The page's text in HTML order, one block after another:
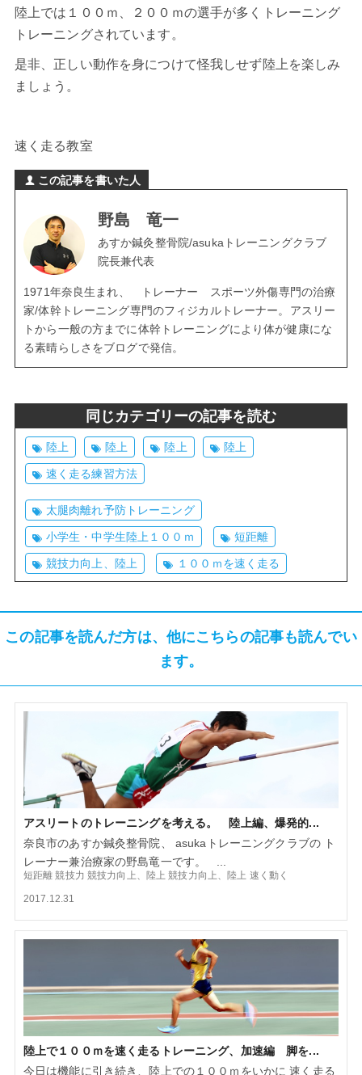
陸上では １００ｍ ２００ｍの選手が多くトレーニング
トレーニングされています。
是非、正しい動作を身につけて怪我しせず陸上を楽しみ
ましょう。
速く走る教室
この記事を書いた人
野島 竜一
あすか鍼灸整骨院/asukaトレーニングクラブ
院長兼代表
1971年奈良生まれ、 トレーナー スポーツ外傷専門の治療
家/体幹トレーニング専門のフィジカルトレーナー。アスリー
トから一般の方までに体幹トレーニングにより体が健康にな
る素晴らしさをブログで発信。
同じカテゴリーの記事を読む
陸上 陸上 陸上 陸上
速く走る練習方法
太腿肉離れ予防トレーニング
小学生・中学生陸上１００ｍ 短距離
競技力向上、陸上 １００ｍを速く走る
この記事を読んだ方は、他にこちらの記事も読んでい
ます。
アスリートのトレーニングを考える。 陸上編、爆発的...
奈良市のあすか鍼灸整骨院、 asukaトレーニングクラブの ト
レーナー兼治療家の野島竜一です。 ...
短距離 競技力 競技力向上、陸上 競技力向上、陸上 速く動く
2017.12.31
陸上で１００ｍを速く走るトレーニング、加速編 脚を...
今日は機能に引き続き、陸上での１００ｍをいかに 速く走る